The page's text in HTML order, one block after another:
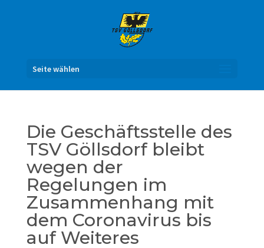
Seite wählen
Die Geschäftsstelle des
TSV Göllsdorf bleibt
wegen der
Regelungen im
Zusammenhang mit
dem Coronavirus bis
auf Weiteres